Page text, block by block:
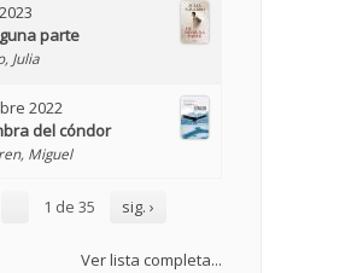
parte
Julia
2022
del cóndor
Miguel
1 de 35 sig. ›
Ver lista completa...